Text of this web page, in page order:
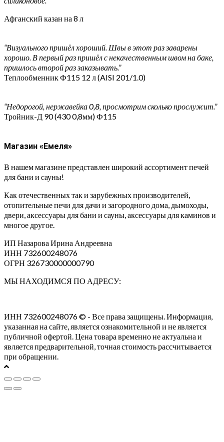
Афганский казан на 8 л
“Визуального пришёл хороший. Швы в этот раз заварены
хорошо. В первый раз пришёл с некачественным швом на баке,
пришлось второй раз заказывать.”
Теплообменник Ф115 12 л (AISI 201/1.0)
“Недорогой, нержавейка 0,8, просмотрим сколько прослужит.”
Тройник-Д 90 (430 0,8мм) Ф115
Магазин «Емеля»
В нашем магазине представлен широкий ассортимент печей
для бани и сауны!
Как отечественных так и зарубежных производителей,
отопительные печи для дачи и загородного дома, дымоходы,
двери, аксессуары для бани и сауны, аксессуары для каминов и
многое другое.
ИП Назарова Ирина Андреевна⁠
ИНН 732600248076
ОГРН 326730000000790
МЫ НАХОДИМСЯ ПО АДРЕСУ:
ИНН 732600248076 © - Все права защищены. Информация,
указанная на сайте, является ознакомительной и не является
публичной офертой. Цена товара временно не актуальна и
является предварительной, точная стоимость рассчитывается
при обращении.